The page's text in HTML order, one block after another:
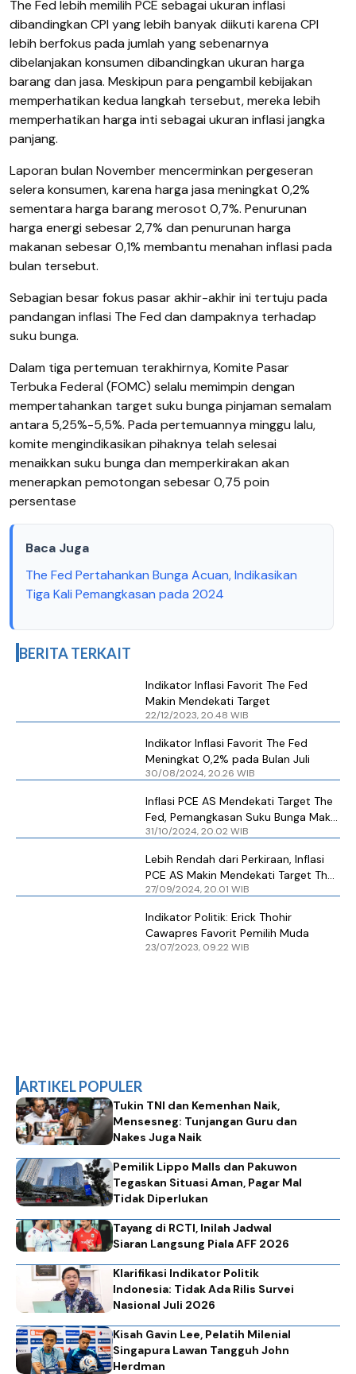
The Fed lebih memilih PCE sebagai ukuran inflasi
dibandingkan CPI yang lebih banyak diikuti karena CPI
lebih berfokus pada jumlah yang sebenarnya
dibelanjakan konsumen dibandingkan ukuran harga
barang dan jasa. Meskipun para pengambil kebijakan
memperhatikan kedua langkah tersebut, mereka lebih
memperhatikan harga inti sebagai ukuran inflasi jangka
panjang.
Laporan bulan November mencerminkan pergeseran
selera konsumen, karena harga jasa meningkat 0,2%
sementara harga barang merosot 0,7%. Penurunan
harga energi sebesar 2,7% dan penurunan harga
makanan sebesar 0,1% membantu menahan inflasi pada
bulan tersebut.
Sebagian besar fokus pasar akhir-akhir ini tertuju pada
pandangan inflasi The Fed dan dampaknya terhadap
suku bunga.
Dalam tiga pertemuan terakhirnya, Komite Pasar
Terbuka Federal (FOMC) selalu memimpin dengan
mempertahankan target suku bunga pinjaman semalam
antara 5,25%-5,5%. Pada pertemuannya minggu lalu,
komite mengindikasikan pihaknya telah selesai
menaikkan suku bunga dan memperkirakan akan
menerapkan pemotongan sebesar 0,75 poin
persentase
Baca Juga
The Fed Pertahankan Bunga Acuan, Indikasikan
Tiga Kali Pemangkasan pada 2024
BERITA TERKAIT
Indikator Inflasi Favorit The Fed
Makin Mendekati Target
22/12/2023, 20.48 WIB
Indikator Inflasi Favorit The Fed
Meningkat 0,2% pada Bulan Juli
30/08/2024, 20.26 WIB
Inflasi PCE AS Mendekati Target The
Fed, Pemangkasan Suku Bunga Makin
Terbuka
31/10/2024, 20.02 WIB
Lebih Rendah dari Perkiraan, Inflasi
PCE AS Makin Mendekati Target The
Fed
27/09/2024, 20.01 WIB
Indikator Politik: Erick Thohir
Cawapres Favorit Pemilih Muda
23/07/2023, 09.22 WIB
ARTIKEL POPULER
Tukin TNI dan Kemenhan Naik,
Mensesneg: Tunjangan Guru dan
Nakes Juga Naik
Pemilik Lippo Malls dan Pakuwon
Tegaskan Situasi Aman, Pagar Mal
Tidak Diperlukan
Tayang di RCTI, Inilah Jadwal
Siaran Langsung Piala AFF 2026
Klarifikasi Indikator Politik
Indonesia: Tidak Ada Rilis Survei
Nasional Juli 2026
Kisah Gavin Lee, Pelatih Milenial
Singapura Lawan Tangguh John
Herdman